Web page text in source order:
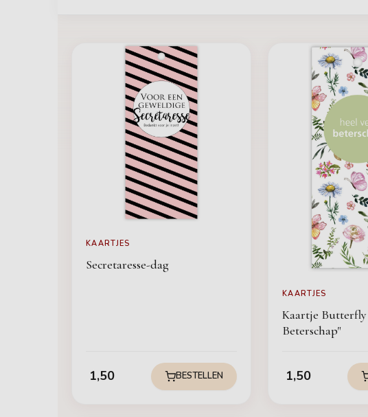
KAARTJES
Secretaresse-dag
1,50 BESTELLEN
KAARTJES
Kaartje Butterfly
Beterschap"
1,50